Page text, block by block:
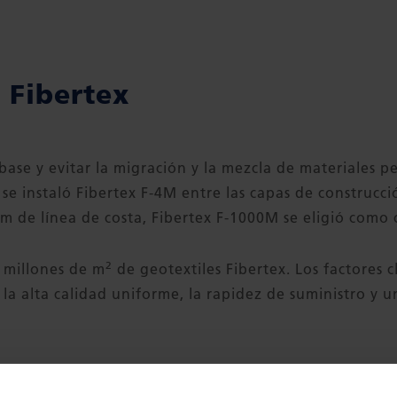
Fibertex
y evitar la migración y la mezcla de materiales
instaló Fibertex F-4M entre las capas de
de línea de costa, Fibertex F-1000M se eligió
de m 2 de geotextiles Fibertex. Los factores
alta calidad uniforme, la rapidez de suministro y